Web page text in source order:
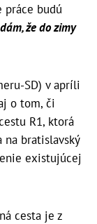
práce budú
že do zimy
SD) v apríli
o tom, či
R1, ktorá
na bratislavský
existujúcej
cesta je z